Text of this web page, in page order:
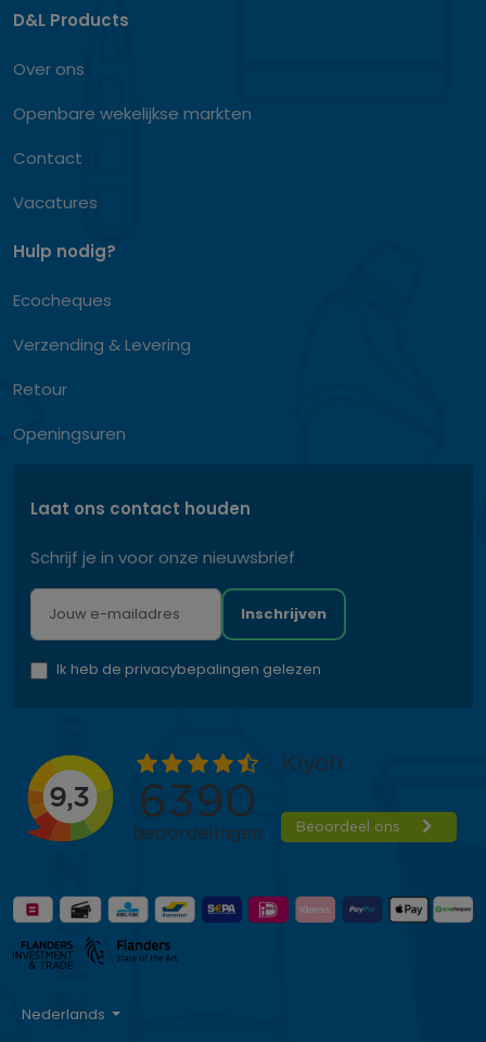
D&L Products
Over ons
Openbare wekelijkse markten
Contact
Vacatures
Hulp nodig?
Ecocheques
Verzending & Levering
Retour
Openingsuren
Laat ons contact houden
Schrijf je in voor onze nieuwsbrief
Inschrijven
Ik heb de privacybepalingen gelezen
Nederlands